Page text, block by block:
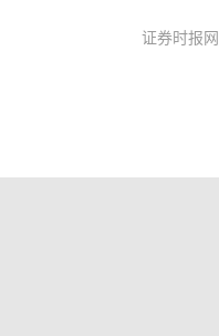
证券时报网